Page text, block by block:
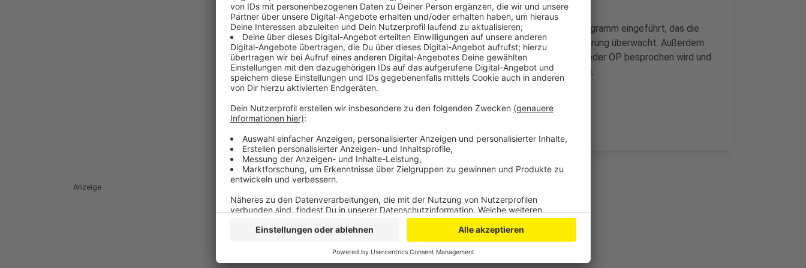
Zuletzt hat das Klinikum zum Beispiel ein spezielles Computerprogramm eingeführt, das die
Wechselwirkung zwischen einzelnen Medikamenten und die Dosierung überwacht. Außerdem
gibt es für alle Mitarbeiter eine Check-Liste, die gemeinsam vor jeder OP besprochen wird und
viele weitere Maßnahmen, um Fehler im Klinik-Alltag zu vermeiden.
Anzeige